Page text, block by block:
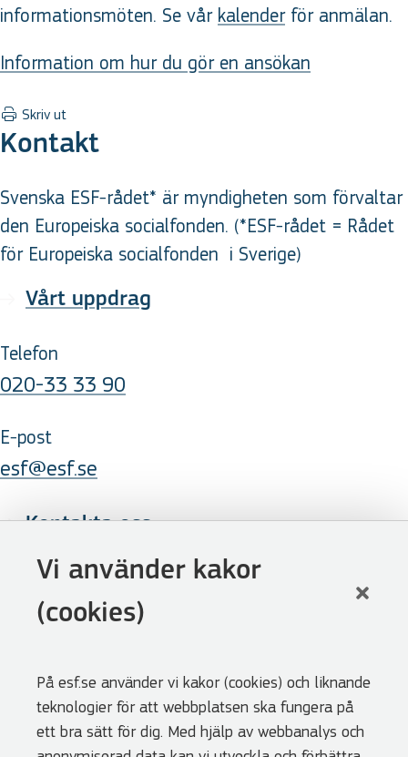
Vi använder kakor
(cookies)
På esf.se använder vi kakor (cookies) och liknande
teknologier för att webbplatsen ska fungera på
ett bra sätt för dig. Med hjälp av webbanalys och
informationsmöten. Se vår kalenderför anmälan.
Information om hur du gör en ansökan
Skriv ut
Kontakt
Svenska ESF-rådet* är myndigheten som förvaltar
den Europeiska socialfonden. (*ESF-rådet = Rådet
för Europeiska socialfonden i Sverige)
Vårt uppdrag
Telefon
020-33 33 90
E-post
esf@esf.se
Kontakta oss
Följ oss
LinkedIn
Nyhetsbrev
Genvägar